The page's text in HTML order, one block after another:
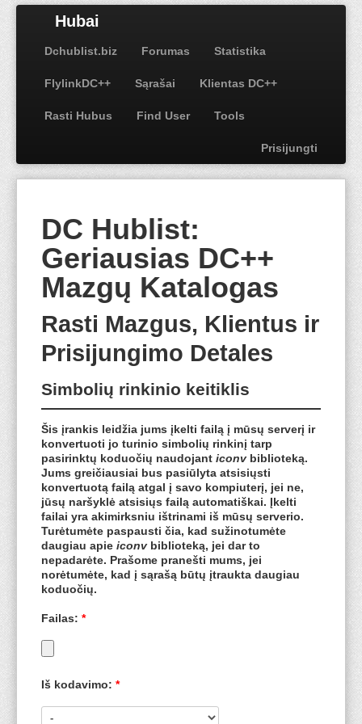
Hubai
Dchublist.biz Forumas Statistika
FlylinkDC++ Sąrašai Klientas DC++
Rasti Hubus Find User Tools
Prisijungti
DC Hublist:
Geriausias DC++
Mazgų Katalogas
Rasti Mazgus, Klientus ir
Prisijungimo Detales
Simbolių rinkinio keitiklis
Šis įrankis leidžia jums įkelti failą į mūsų serverį ir
konvertuoti jo turinio simbolių rinkinį tarp
pasirinktų koduočių naudojant iconvbiblioteką.
Jums greičiausiai bus pasiūlyta atsisiųsti
konvertuotą failą atgal į savo kompiuterį, jei ne,
jūsų naršyklė atsisiųs failą automatiškai. Įkelti
failai yra akimirksniu ištrinami iš mūsų serverio.
Turėtumėte paspausti čia, kad sužinotumėte
daugiau apie iconvbiblioteką, jei dar to
nepadarėte. Prašome pranešti mums, jei
norėtumėte, kad į sąrašą būtų įtraukta daugiau
koduočių.
Failas: *
Iš kodavimo: *